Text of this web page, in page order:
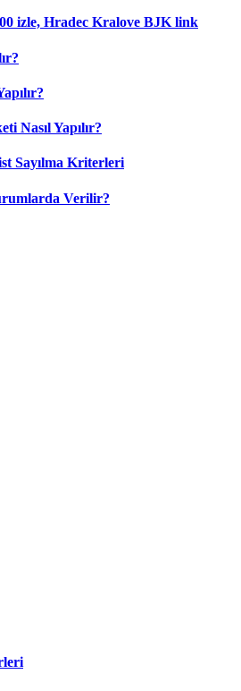
izle, Hradec Kralove BJK link
Nasıl Yapılır?
Sayılma Kriterleri
Verilir?